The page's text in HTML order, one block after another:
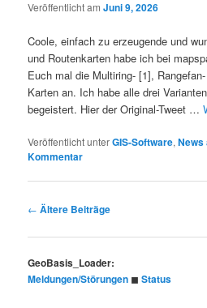
Veröffentlicht amJuni 9, 2026
Coole, einfach zu erzeugende und
und Routenkarten habe ich bei
Euch mal die Multiring- [1],
Karten an. Ich habe alle drei
begeistert. Hier der Original-Tweet …
Veröffentlicht unterGIS-Software,News
Kommentar
Beitragsnavigation
← Ältere Beiträge
GeoBasis_Loader:
Meldungen/Störungen ◼︎Status